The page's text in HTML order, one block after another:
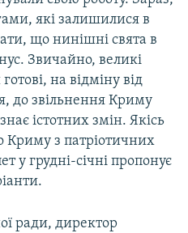
які залишилися в
що нинішні свята в
Звичайно, великі
на відміну від
до звільнення Криму
істотних змін. Якісь
Криму з патріотичних
у грудні-січні пропонує
ради, директор